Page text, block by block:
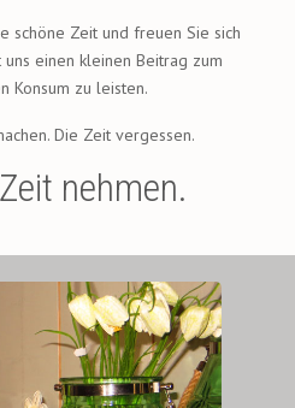
schöne Zeit und freuen Sie sich
einen kleinen Beitrag zum
Konsum zu leisten.
Die Zeit vergessen.
nehmen.